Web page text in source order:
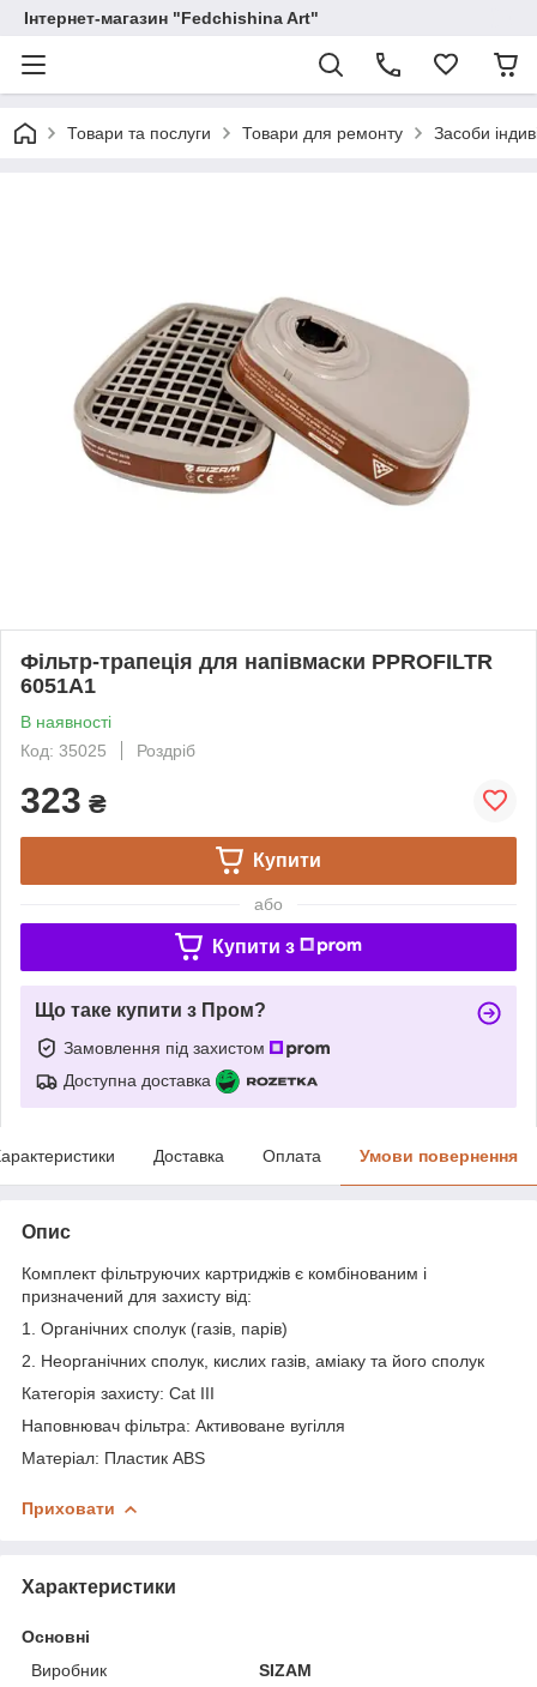
Інтернет-магазин "Fedchishina Art"
Товари та послуги Товари для ремонту Засоби
Фільтр-трапеція для напівмаски PPROFILTR
6051A1
В наявності
Код: 35025
Роздріб
323 ₴
Купити
або
Купити з
Що таке купити з Пром?
Замовлення під захистом
Доступна доставка
Доставка Оплата Умови повернення
Опис
Комплект фільтруючих картриджів є комбінованим і
призначений для захисту від:
1. Органічних сполук (газів, парів)
2. Неорганічних сполук, кислих газів, аміаку та його сполук
Категорія захисту: Cat III
Наповнювач фільтра: Активоване вугілля
Матеріал: Пластик ABS
Приховати
Характеристики
Основні
Виробник
SIZAM